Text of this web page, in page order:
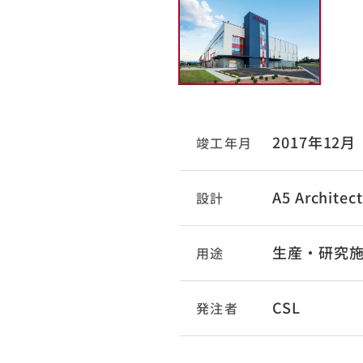
竣工年月 2017年12月
設計 A5
用途 生産・研究
発注者 CSL